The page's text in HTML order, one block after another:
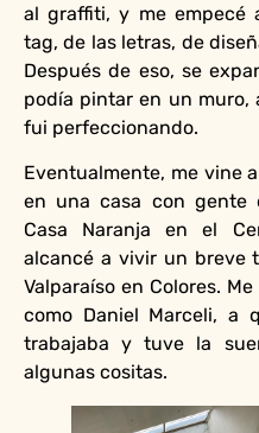
al graffiti, y me empecé
tag, de las letras, de
Después de eso, se
podía pintar en un muro,
fui perfeccionando.
Eventualmente, me vine
en una casa con gente
Casa Naranja en el
alcancé a vivir un breve
Valparaíso en Colores.
como Daniel Marceli, a
trabajaba y tuve la
algunas cositas.